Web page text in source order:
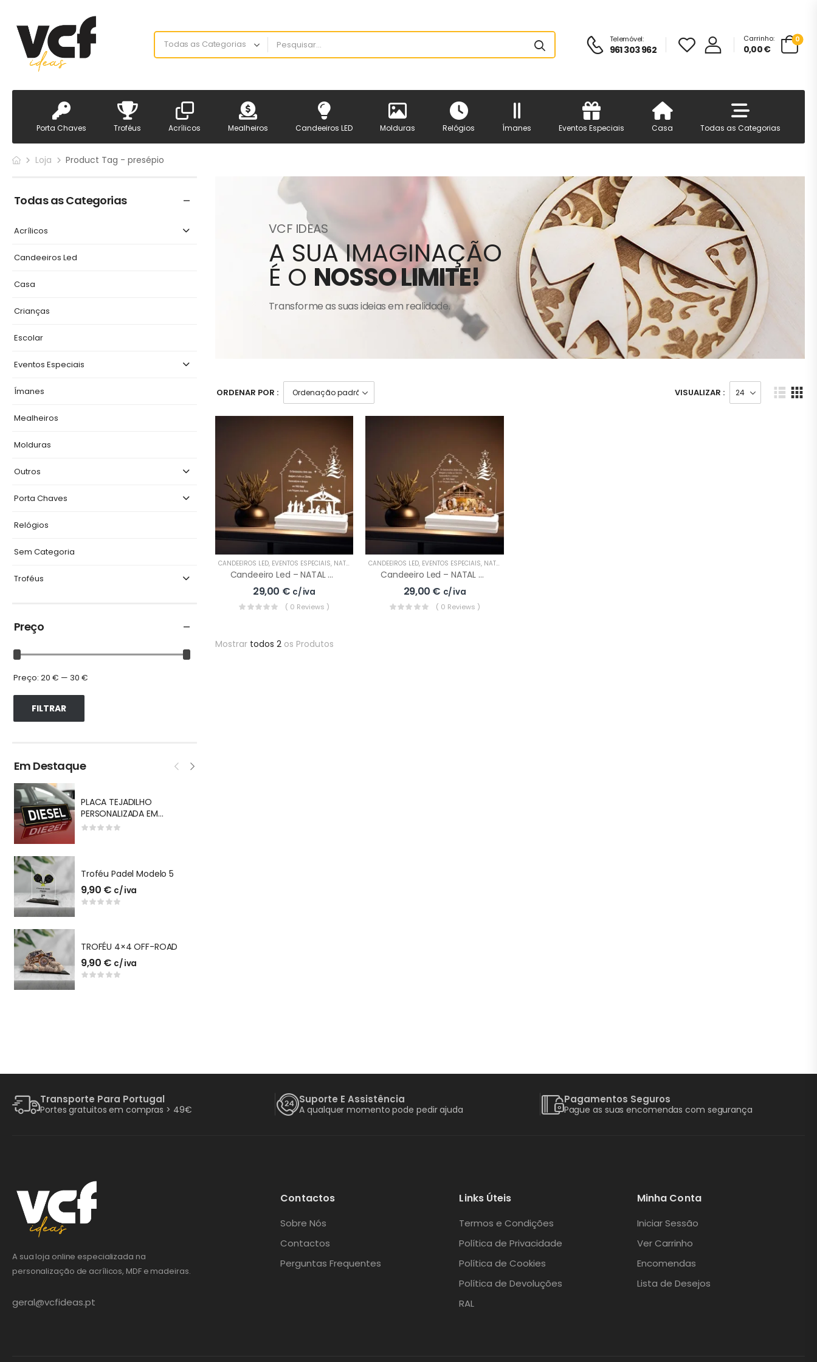
Telemóvel:
961 303 962
Carrinho:
0,00€
0
Porta Chaves Troféus Acrílicos Mealheiros Candeeiros LED Molduras Relógios Ímanes Eventos Especiais Casa Todas as Categorias
Loja Product Tag - presépio
Todas as Categorias
Acrílicos
Candeeiros Led
Casa
Crianças
Escolar
Eventos Especiais
Ímanes
Mealheiros
Molduras
Outros
Porta Chaves
Relógios
Sem Categoria
Troféus
Preço
FILTRAR
Preço: 20 € — 30 €
Em Destaque
PLACA TEJADILHO
PERSONALIZADA EM
ACRILICO STAND
Troféu Padel Modelo 5
9,90 € c/ iva
TROFÉU 4×4 OFF-ROAD
9,90 € c/ iva
VCF IDEAS
A SUA IMAGINAÇÃO
É O NOSSO LIMITE!
Transforme as suas ideias em realidade.
ORDENAR POR : VISUALIZAR :
CANDEEIROS LED, EVENTOS ESPECIAIS, NATAL PRESENTES
Candeeiro Led – NATAL PRESÉPIO
29,00 € c/ iva
( 0 Reviews )
CANDEEIROS LED, EVENTOS ESPECIAIS, NATAL
Candeeiro Led – NATAL PRESÉPIO CORES
29,00 € c/ iva
( 0 Reviews )
Mostrar todos 2os Produtos
Transporte Para Portugal
Portes gratuitos em compras > 49€
Suporte E Assistência
A qualquer momento pode pedir ajuda
Pagamentos Seguros
Pague as suas encomendas com segurança
A sua loja online especializada na
personalização de acrílicos, MDF e madeiras.
geral@vcfideas.pt
Contactos
Sobre Nós
Contactos
Perguntas Frequentes
Links Úteis
Termos e Condições
Política de Privacidade
Política de Cookies
Política de Devoluções
RAL
Minha Conta
Iniciar Sessão
Ver Carrinho
Encomendas
Lista de Desejos